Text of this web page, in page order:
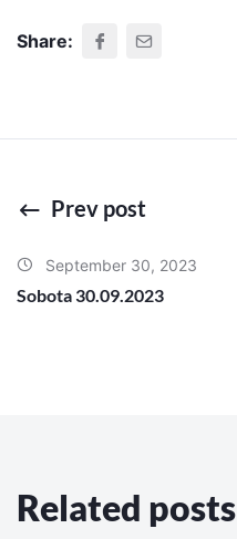
Share:
Prev post
September 30, 2023
Sobota 30.09.2023
Related posts